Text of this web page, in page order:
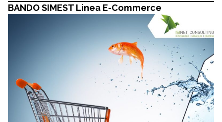
BANDO SIMEST Linea E-Commerce